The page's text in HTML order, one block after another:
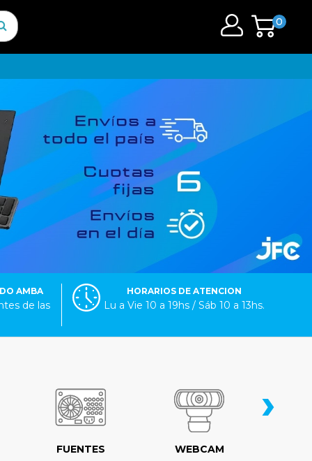
0
AMBA
de las
HORARIOS DE ATENCION
Lu a Vie 10 a 19hs / Sáb 10 a 13hs.
FUENTES WEBCAM
›